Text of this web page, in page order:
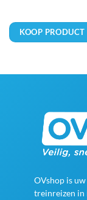
KOOP PRODUCT
OVshop is
treinreizen in